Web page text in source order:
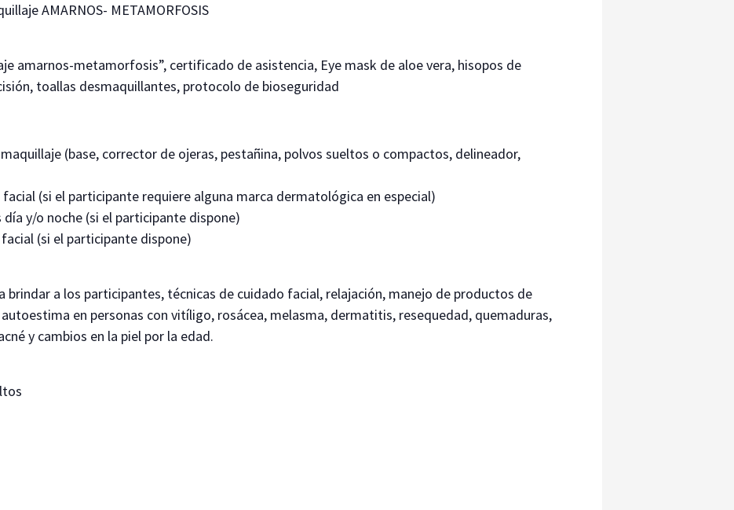
AMARNOS- METAMORFOSIS
amarnos-metamorfosis”, certificado de asistencia, Eye mask de aloe vera, hisopos de
toallas desmaquillantes, protocolo de bioseguridad
(base, corrector de ojeras, pestañina, polvos sueltos o compactos, delineador,
(si el participante requiere alguna marca dermatológica en especial)
día y/o noche (si el participante dispone)
(si el participante dispone)
brindar a los participantes, técnicas de cuidado facial, relajación, manejo de productos de
en personas con vitíligo, rosácea, melasma, dermatitis, resequedad, quemaduras,
y cambios en la piel por la edad.